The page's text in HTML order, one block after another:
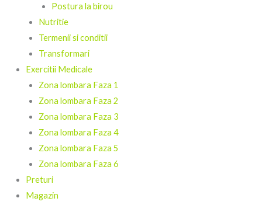
Postura la birou
Nutritie
Termenii si conditii
Transformari
Exercitii Medicale
Zona lombara Faza 1
Zona lombara Faza 2
Zona lombara Faza 3
Zona lombara Faza 4
Zona lombara Faza 5
Zona lombara Faza 6
Preturi
Magazin